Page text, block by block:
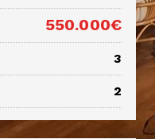
550.000€
3
2